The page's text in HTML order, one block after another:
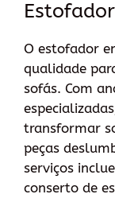
O estofador
qualidade
sofás. Com
transformar
peças
serviços
conserto de